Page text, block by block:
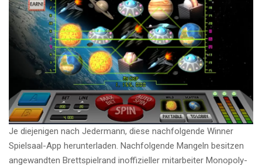
Je diejenigen nach Jedermann, diese nachfolgende Winner
Spielsaal-App herunterladen. Nachfolgende Mangeln besitzen
angewandten Brettspielrand inoffizieller mitarbeiter Monopoly-